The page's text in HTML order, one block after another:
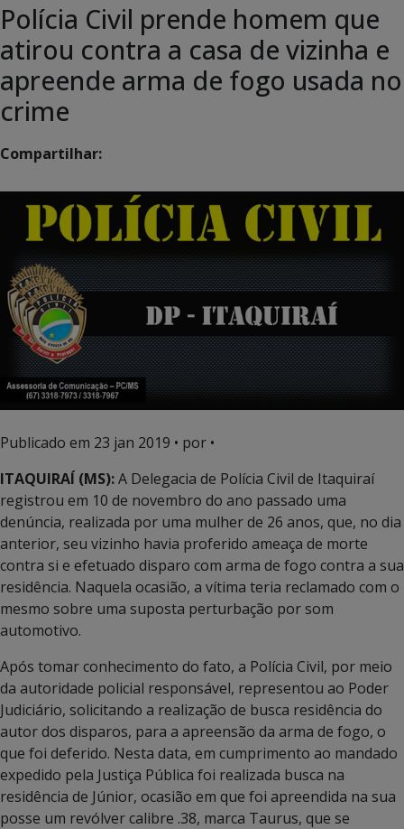
Polícia Civil prende homem que
atirou contra a casa de vizinha e
apreende arma de fogo usada no
crime
Compartilhar:
Publicado em 23 jan 2019 • por •
ITAQUIRAÍ (MS):A Delegacia de Polícia Civil de Itaquiraí
registrou em 10 de novembro do ano passado uma
denúncia, realizada por uma mulher de 26 anos, que, no dia
anterior, seu vizinho havia proferido ameaça de morte
contra si e efetuado disparo com arma de fogo contra a sua
residência. Naquela ocasião, a vítima teria reclamado com o
mesmo sobre uma suposta perturbação por som
automotivo.
Após tomar conhecimento do fato, a Polícia Civil, por meio
da autoridade policial responsável, representou ao Poder
Judiciário, solicitando a realização de busca residência do
autor dos disparos, para a apreensão da arma de fogo, o
que foi deferido. Nesta data, em cumprimento ao mandado
expedido pela Justiça Pública foi realizada busca na
residência de Júnior, ocasião em que foi apreendida na sua
posse um revólver calibre .38, marca Taurus, que se